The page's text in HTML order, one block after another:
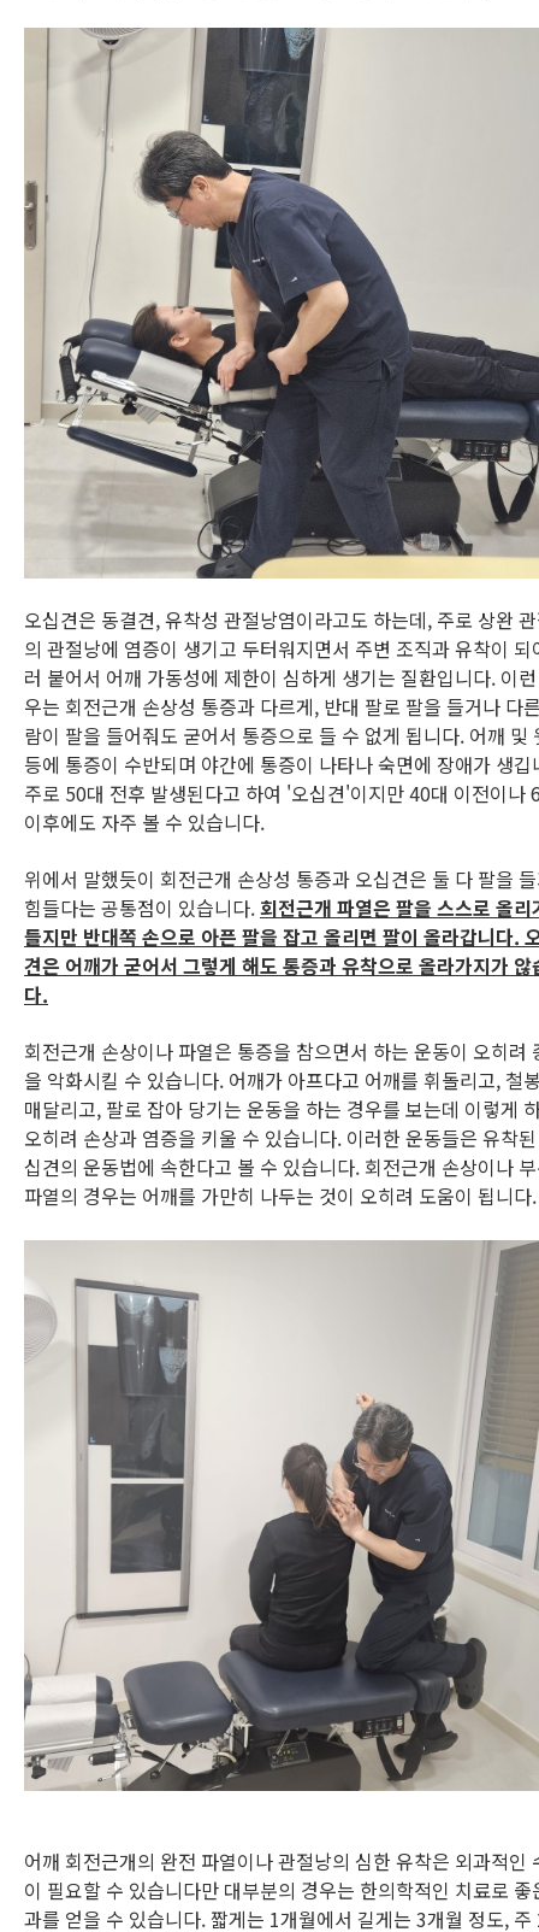
오십견은 동결견, 유착성 관절낭염이라고도 하는데, 주로 상완
의 관절낭에 염증이 생기고 두터워지면서 주변 조직과 유착이 되
러 붙어서 어깨 가동성에 제한이 심하게 생기는 질환입니다. 이
우는 회전근개 손상성 통증과 다르게, 반대 팔로 팔을 들거나 다
람이 팔을 들어줘도 굳어서 통증으로 들 수 없게 됩니다. 어깨 및
등에 통증이 수반되며 야간에 통증이 나타나 숙면에 장애가 생깁
주로 50대 전후 발생된다고 하여 '오십견'이지만 40대 이전이나
이후에도 자주 볼 수 있습니다.
위에서 말했듯이 회전근개 손상성 통증과 오십견은 둘 다 팔을
힘들다는 공통점이 있습니다.회전근개 파열은 팔을 스스로 올리
들지만 반대쪽 손으로 아픈 팔을 잡고 올리면 팔이 올라갑니다.
견은 어깨가 굳어서 그렇게 해도 통증과 유착으로 올라가지가 않
다.
회전근개 손상이나 파열은 통증을 참으면서 하는 운동이 오히려
을 악화시킬 수 있습니다. 어깨가 아프다고 어깨를 휘돌리고, 철
매달리고, 팔로 잡아 당기는 운동을 하는 경우를 보는데 이렇게
오히려 손상과 염증을 키울 수 있습니다. 이러한 운동들은 유착
십견의 운동법에 속한다고 볼 수 있습니다. 회전근개 손상이나
파열의 경우는 어깨를 가만히 나두는 것이 오히려 도움이 됩니다.
어깨 회전근개의 완전 파열이나 관절낭의 심한 유착은 외과적인
이 필요할 수 있습니다만 대부분의 경우는 한의학적인 치료로 좋
과를 얻을 수 있습니다. 짧게는 1개월에서 길게는 3개월 정도, 주